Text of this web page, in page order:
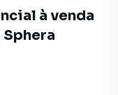
à venda
Sphera